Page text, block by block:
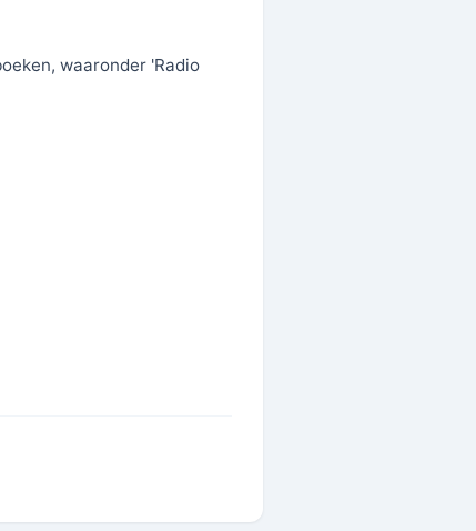
waaronder 'Radio